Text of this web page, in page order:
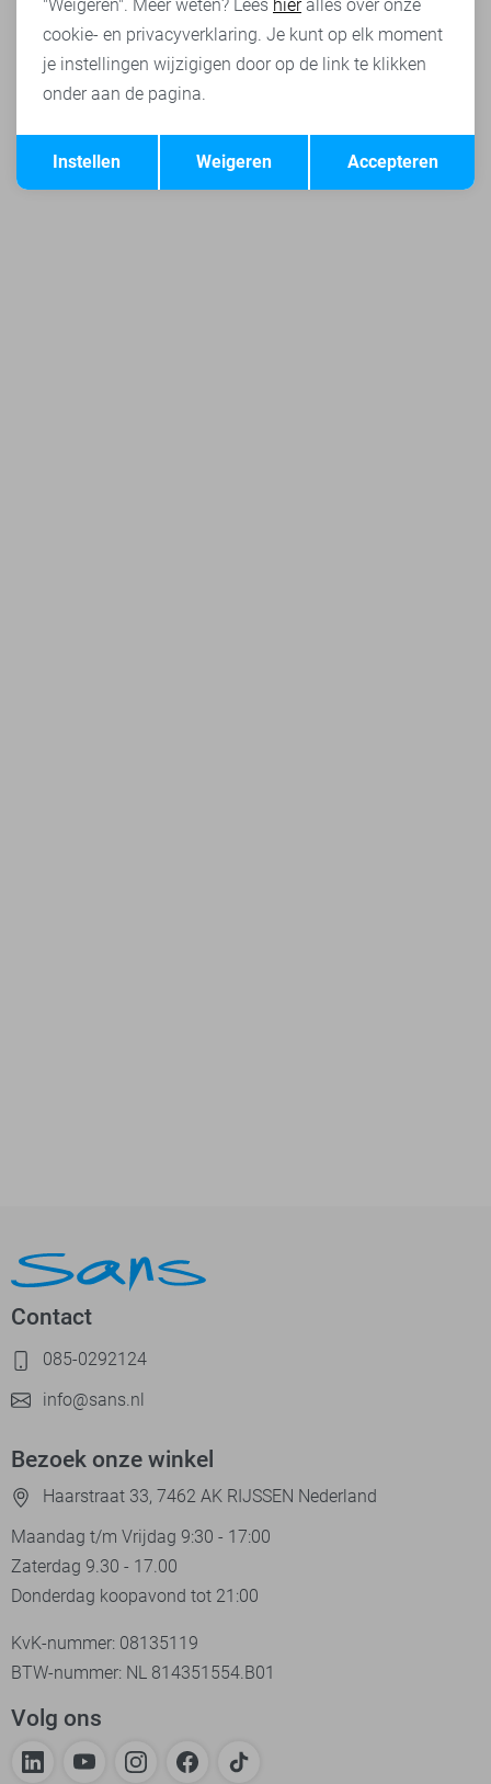
Contact
085-0292124
info@sans.nl
Bezoek onze winkel
Haarstraat 33, 7462 AK RIJSSEN Nederland
Maandag t/m Vrijdag 9:30 - 17:00
Zaterdag 9.30 - 17.00
Donderdag koopavond tot 21:00
KvK-nummer: 08135119
BTW-nummer: NL 814351554.B01
Volg ons
Terug Opslaan
"Weigeren". Meer weten? Lees hieralles over onze
cookie- en privacyverklaring. Je kunt op elk moment
je instellingen wijzigigen door op de link te klikken
onder aan de pagina.
Accepteren
Weigeren
Instellen